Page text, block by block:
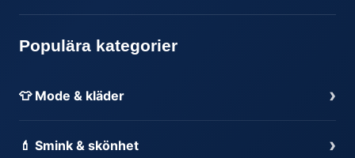
Populära kategorier
👕 Mode & kläder ›
💄 Smink & skönhet ›